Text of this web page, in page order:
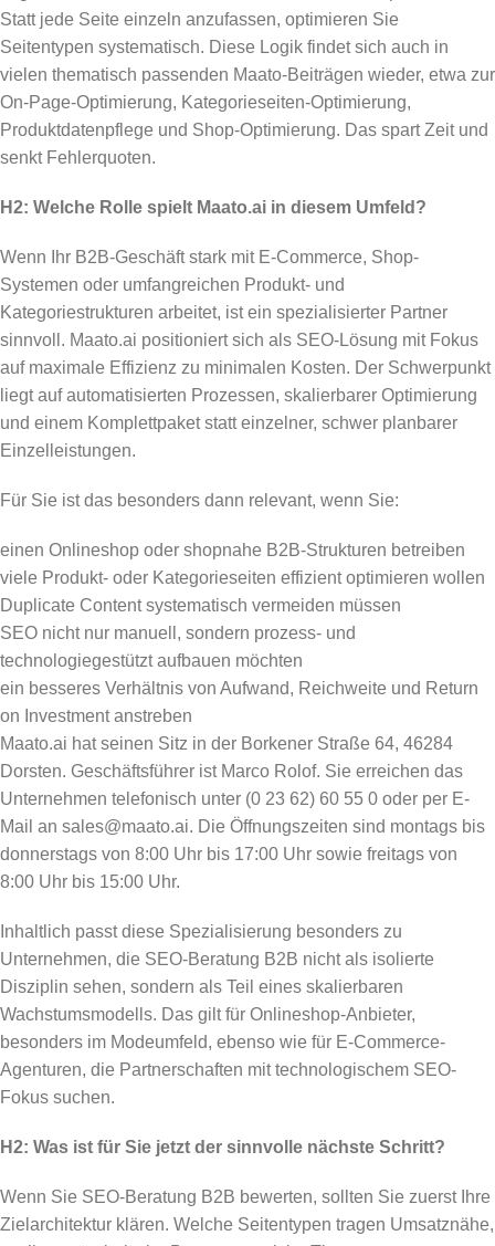
Statt jede Seite einzeln anzufassen, optimieren Sie
Seitentypen systematisch. Diese Logik findet sich auch in
vielen thematisch passenden Maato-Beiträgen wieder, etwa zur
On-Page-Optimierung, Kategorieseiten-Optimierung,
Produktdatenpflege und Shop-Optimierung. Das spart Zeit und
senkt Fehlerquoten.
H2: Welche Rolle spielt Maato.ai in diesem Umfeld?
Wenn Ihr B2B-Geschäft stark mit E-Commerce, Shop-
Systemen oder umfangreichen Produkt- und
Kategoriestrukturen arbeitet, ist ein spezialisierter Partner
sinnvoll. Maato.ai positioniert sich als SEO-Lösung mit Fokus
auf maximale Effizienz zu minimalen Kosten. Der Schwerpunkt
liegt auf automatisierten Prozessen, skalierbarer Optimierung
und einem Komplettpaket statt einzelner, schwer planbarer
Einzelleistungen.
Für Sie ist das besonders dann relevant, wenn Sie:
einen Onlineshop oder shopnahe B2B-Strukturen betreiben
viele Produkt- oder Kategorieseiten effizient optimieren wollen
Duplicate Content systematisch vermeiden müssen
SEO nicht nur manuell, sondern prozess- und
technologiegestützt aufbauen möchten
ein besseres Verhältnis von Aufwand, Reichweite und Return
on Investment anstreben
Maato.ai hat seinen Sitz in der Borkener Straße 64, 46284
Dorsten. Geschäftsführer ist Marco Rolof. Sie erreichen das
Unternehmen telefonisch unter (0 23 62) 60 55 0 oder per E-
Mail an sales@maato.ai. Die Öffnungszeiten sind montags bis
donnerstags von 8:00 Uhr bis 17:00 Uhr sowie freitags von
8:00 Uhr bis 15:00 Uhr.
Inhaltlich passt diese Spezialisierung besonders zu
Unternehmen, die SEO-Beratung B2B nicht als isolierte
Disziplin sehen, sondern als Teil eines skalierbaren
Wachstumsmodells. Das gilt für Onlineshop-Anbieter,
besonders im Modeumfeld, ebenso wie für E-Commerce-
Agenturen, die Partnerschaften mit technologischem SEO-
Fokus suchen.
H2: Was ist für Sie jetzt der sinnvolle nächste Schritt?
Wenn Sie SEO-Beratung B2B bewerten, sollten Sie zuerst Ihre
Zielarchitektur klären. Welche Seitentypen tragen Umsatznähe,